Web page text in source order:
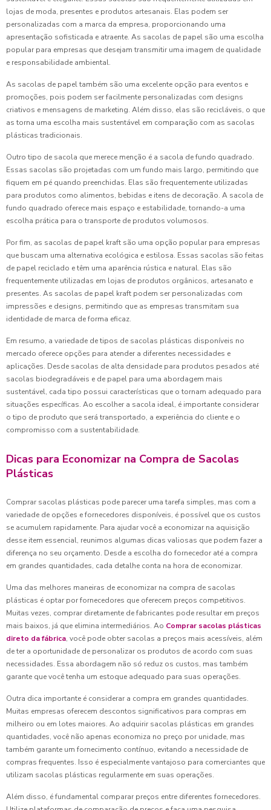
lojas de moda, presentes e produtos artesanais. Elas podem ser
personalizadas com a marca da empresa, proporcionando uma
apresentação sofisticada e atraente. As sacolas de papel são uma escolha
popular para empresas que desejam transmitir uma imagem de qualidade
e responsabilidade ambiental.
As sacolas de papel também são uma excelente opção para eventos e
promoções, pois podem ser facilmente personalizadas com designs
criativos e mensagens de marketing. Além disso, elas são recicláveis, o que
as torna uma escolha mais sustentável em comparação com as sacolas
plásticas tradicionais.
Outro tipo de sacola que merece menção é a sacola de fundo quadrado.
Essas sacolas são projetadas com um fundo mais largo, permitindo que
fiquem em pé quando preenchidas. Elas são frequentemente utilizadas
para produtos como alimentos, bebidas e itens de decoração. A sacola de
fundo quadrado oferece mais espaço e estabilidade, tornando-a uma
escolha prática para o transporte de produtos volumosos.
Por fim, as sacolas de papel kraft são uma opção popular para empresas
que buscam uma alternativa ecológica e estilosa. Essas sacolas são feitas
de papel reciclado e têm uma aparência rústica e natural. Elas são
frequentemente utilizadas em lojas de produtos orgânicos, artesanato e
presentes. As sacolas de papel kraft podem ser personalizadas com
impressões e designs, permitindo que as empresas transmitam sua
identidade de marca de forma eficaz.
Em resumo, a variedade de tipos de sacolas plásticas disponíveis no
mercado oferece opções para atender a diferentes necessidades e
aplicações. Desde sacolas de alta densidade para produtos pesados até
sacolas biodegradáveis e de papel para uma abordagem mais
sustentável, cada tipo possui características que o tornam adequado para
situações específicas. Ao escolher a sacola ideal, é importante considerar
o tipo de produto que será transportado, a experiência do cliente e o
compromisso com a sustentabilidade.
Dicas para Economizar na Compra de Sacolas
Plásticas
Comprar sacolas plásticas pode parecer uma tarefa simples, mas com a
variedade de opções e fornecedores disponíveis, é possível que os custos
se acumulem rapidamente. Para ajudar você a economizar na aquisição
desse item essencial, reunimos algumas dicas valiosas que podem fazer a
diferença no seu orçamento. Desde a escolha do fornecedor até a compra
em grandes quantidades, cada detalhe conta na hora de economizar.
Uma das melhores maneiras de economizar na compra de sacolas
plásticas é optar por fornecedores que oferecem preços competitivos.
Muitas vezes, comprar diretamente de fabricantes pode resultar em preços
mais baixos, já que elimina intermediários. Ao Comprar sacolas plásticas
direto da fábrica, você pode obter sacolas a preços mais acessíveis, além
de ter a oportunidade de personalizar os produtos de acordo com suas
necessidades. Essa abordagem não só reduz os custos, mas também
garante que você tenha um estoque adequado para suas operações.
Outra dica importante é considerar a compra em grandes quantidades.
Muitas empresas oferecem descontos significativos para compras em
milheiro ou em lotes maiores. Ao adquirir sacolas plásticas em grandes
quantidades, você não apenas economiza no preço por unidade, mas
também garante um fornecimento contínuo, evitando a necessidade de
compras frequentes. Isso é especialmente vantajoso para comerciantes que
utilizam sacolas plásticas regularmente em suas operações.
Além disso, é fundamental comparar preços entre diferentes fornecedores.